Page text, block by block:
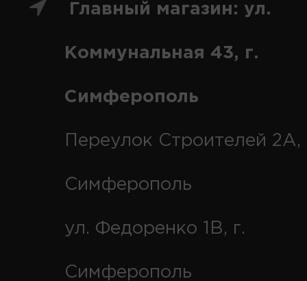
Главный магазин: ул.
Коммунальная 43, г.
Симферополь
Переулок Строителей 2А,
Симферополь
ул. Федоренко 1В, г.
Симферополь